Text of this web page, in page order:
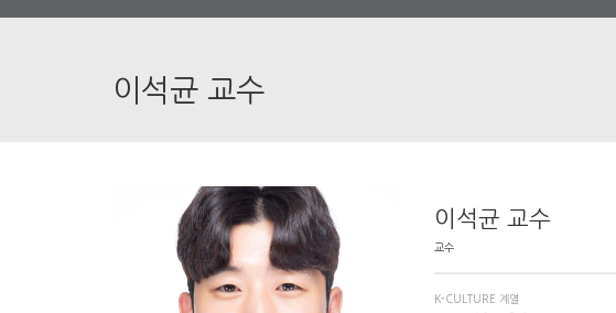
이석균 교수
이석균 교수
교수
K-CULTURE 계열